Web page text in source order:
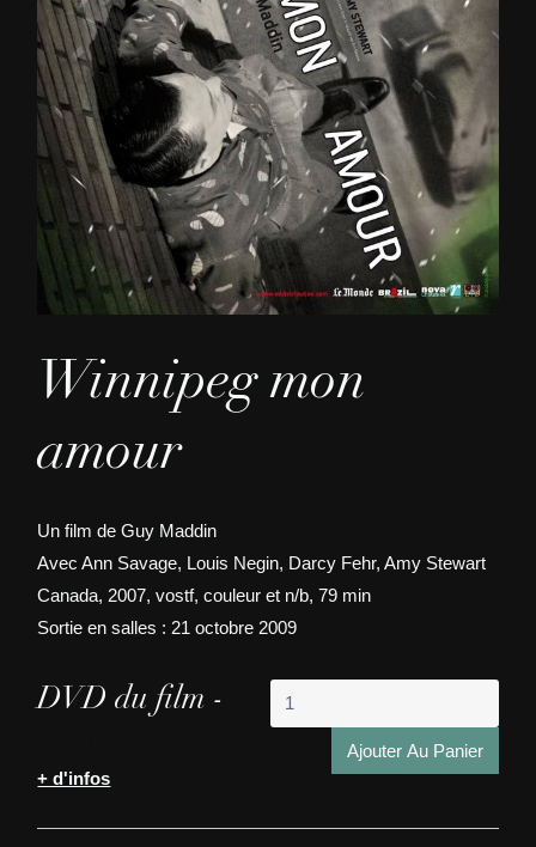
Winnipeg mon
amour
Un film de Guy Maddin
Avec Ann Savage, Louis Negin, Darcy Fehr, Amy Stewart
Canada, 2007, vostf, couleur et n/b, 79 min
Sortie en salles : 21 octobre 2009
DVD du film -
+ d'infos
mon
Ajouter Au Panier